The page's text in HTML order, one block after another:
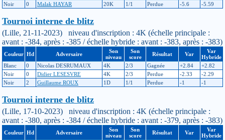
Noir
0 Malak HAYAR 20K 1/1 Perdue -5.6 -5.59
Tournoi interne de blitz
(Lille, 21-11-2023) niveau d'inscription : 4K (échelle principale :
avant : -384, après : -385 / échelle hybride : avant : -383, après : -383)
Couleur Hd Adversaire
Son
niveau
Son
score
Résultat Var
Var
Hybride
Blanc
0 Nicolas DESRUMAUX 4K 2/3 Gagnée +2.84
+2.82
Noir
0 Didier LESESVRE 4K 2/3 Perdue -2.33
-2.29
Noir
2 Guillaume ROUX 1D 1/1 Perdue -1 -1
Tournoi interne de blitz
(Lille, 17-10-2023) niveau d'inscription : 4K (échelle principale :
avant : -380, après : -384 / échelle hybride : avant : -379, après : -383)
Couleur Hd Adversaire
Son
niveau
Son
score
Résultat Var
Var
Hybride